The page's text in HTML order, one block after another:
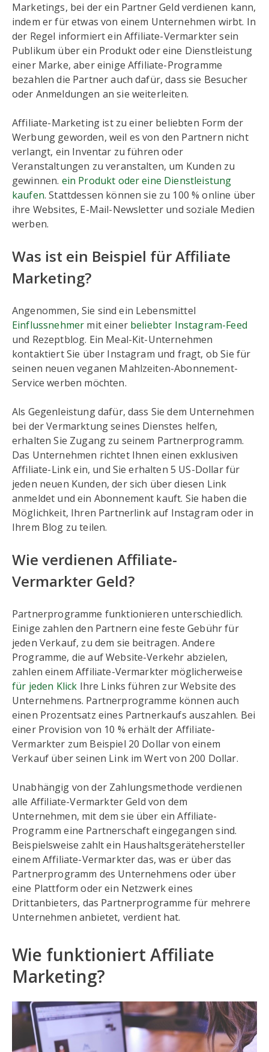
Marketings, bei der ein Partner Geld verdienen kann,
indem er für etwas von einem Unternehmen wirbt. In
der Regel informiert ein Affiliate-Vermarkter sein
Publikum über ein Produkt oder eine Dienstleistung
einer Marke, aber einige Affiliate-Programme
bezahlen die Partner auch dafür, dass sie Besucher
oder Anmeldungen an sie weiterleiten.
Affiliate-Marketing ist zu einer beliebten Form der
Werbung geworden, weil es von den Partnern nicht
verlangt, ein Inventar zu führen oder
Veranstaltungen zu veranstalten, um Kunden zu
gewinnen. ein Produkt oder eine Dienstleistung
kaufen. Stattdessen können sie zu 100 % online über
ihre Websites, E-Mail-Newsletter und soziale Medien
werben.
Was ist ein Beispiel für Affiliate
Marketing?
Angenommen, Sie sind ein Lebensmittel
Einflussnehmer mit einer beliebter Instagram-Feed
und Rezeptblog. Ein Meal-Kit-Unternehmen
kontaktiert Sie über Instagram und fragt, ob Sie für
seinen neuen veganen Mahlzeiten-Abonnement-
Service werben möchten.
Als Gegenleistung dafür, dass Sie dem Unternehmen
bei der Vermarktung seines Dienstes helfen,
erhalten Sie Zugang zu seinem Partnerprogramm.
Das Unternehmen richtet Ihnen einen exklusiven
Affiliate-Link ein, und Sie erhalten 5 US-Dollar für
jeden neuen Kunden, der sich über diesen Link
anmeldet und ein Abonnement kauft. Sie haben die
Möglichkeit, Ihren Partnerlink auf Instagram oder in
Ihrem Blog zu teilen.
Wie verdienen Affiliate-
Vermarkter Geld?
Partnerprogramme funktionieren unterschiedlich.
Einige zahlen den Partnern eine feste Gebühr für
jeden Verkauf, zu dem sie beitragen. Andere
Programme, die auf Website-Verkehr abzielen,
zahlen einem Affiliate-Vermarkter möglicherweise
für jeden Klick Ihre Links führen zur Website des
Unternehmens. Partnerprogramme können auch
einen Prozentsatz eines Partnerkaufs auszahlen. Bei
einer Provision von 10 % erhält der Affiliate-
Vermarkter zum Beispiel 20 Dollar von einem
Verkauf über seinen Link im Wert von 200 Dollar.
Unabhängig von der Zahlungsmethode verdienen
alle Affiliate-Vermarkter Geld von dem
Unternehmen, mit dem sie über ein Affiliate-
Programm eine Partnerschaft eingegangen sind.
Beispielsweise zahlt ein Haushaltsgerätehersteller
einem Affiliate-Vermarkter das, was er über das
Partnerprogramm des Unternehmens oder über
eine Plattform oder ein Netzwerk eines
Drittanbieters, das Partnerprogramme für mehrere
Unternehmen anbietet, verdient hat.
Wie funktioniert Affiliate
Marketing?